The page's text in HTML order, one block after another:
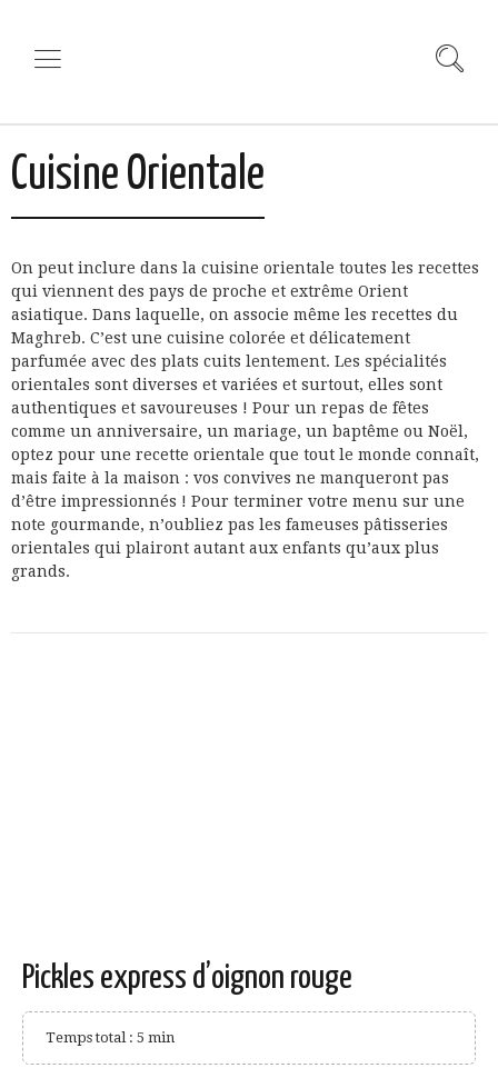
Cuisine Orientale
On peut inclure dans la cuisine orientale toutes les recettes
qui viennent des pays de proche et extrême Orient
asiatique. Dans laquelle, on associe même les recettes du
Maghreb. C’est une cuisine colorée et délicatement
parfumée avec des plats cuits lentement. Les spécialités
orientales sont diverses et variées et surtout, elles sont
authentiques et savoureuses ! Pour un repas de fêtes
comme un anniversaire, un mariage, un baptême ou Noël,
optez pour une recette orientale que tout le monde connaît,
mais faite à la maison : vos convives ne manqueront pas
d’être impressionnés ! Pour terminer votre menu sur une
note gourmande, n’oubliez pas les fameuses pâtisseries
orientales qui plairont autant aux enfants qu’aux plus
grands.
Pickles express d’oignon rouge
Temps total : 5 min